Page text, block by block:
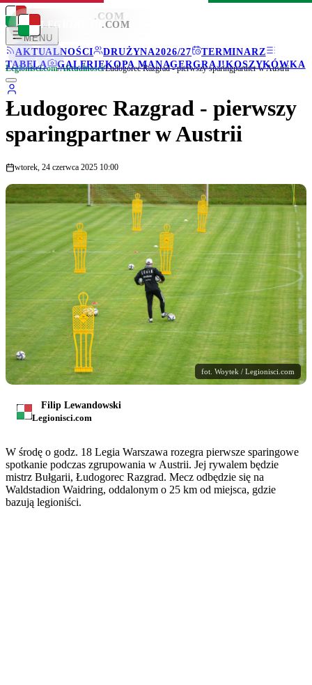
LEGIONISCI .COM
MENU
AKTUALNOŚCI
DRUŻYNA2026/27
TERMINARZ
TABELA
GALERIEKOPA MANAGERGRAJ!KOSZYKÓWKA
LEGIONISCI .COM
Legionisci.com/Aktualności/Łudogorec Razgrad - pierwszy sparingpartner w Austrii
Łudogorec Razgrad - pierwszy
sparingpartner w Austrii
wtorek, 24 czerwca 2025 10:00
fot. Woytek / Legionisci.com
Filip Lewandowski
Legionisci.com
W środę o godz. 18 Legia Warszawa rozegra pierwsze sparingowe
spotkanie podczas zgrupowania w Austrii. Jej rywalem będzie
mistrz Bułgarii, Łudogorec Razgrad. Mecz odbędzie się na
Waldstadion Waidring, oddalonym o 25 km od miejsca, gdzie
bazują legioniści.